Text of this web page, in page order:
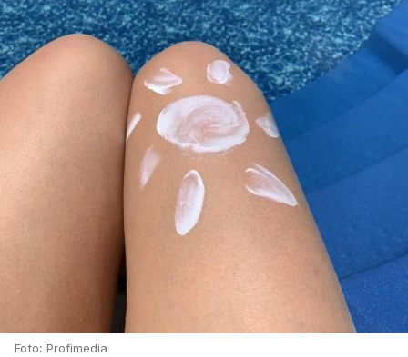
Foto: Profimedia